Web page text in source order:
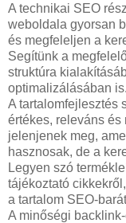
A technikai SEO
weboldala gyorsan
és megfeleljen a
Segítünk a
struktúra
optimalizálásában is.
A tartalomfejlesztés
értékes, releváns és
jelenjenek meg,
hasznosak, de a
Legyen szó
tájékoztató
a tartalom SEO-
A minőségi